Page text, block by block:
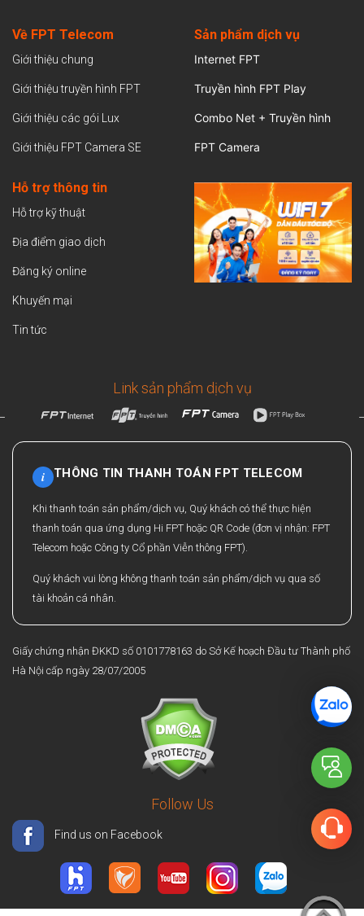
Về FPT Telecom
Giới thiệu chung
Giới thiệu truyền hình FPT
Giới thiệu các gói Lux
Giới thiệu FPT Camera SE
Sản phẩm dịch vụ
Internet FPT
Truyền hình FPT Play
Combo Net + Truyền hình
FPT Camera
Hỗ trợ thông tin
Hỗ trợ kỹ thuật
Địa điểm giao dịch
Đăng ký online
Khuyến mại
Tin tức
Follow Us
Find us on Facebook
Link sản phẩm dịch vụ
i THÔNG TIN THANH TOÁN FPT TELECOM
Khi thanh toán sản phẩm/dịch vụ, Quý khách có thể thực hiện
thanh toán qua ứng dụng Hi FPT hoặc QR Code (đơn vị nhận: FPT
Telecom hoặc Công ty Cổ phần Viễn thông FPT).
Quý khách vui lòng không thanh toán sản phẩm/dịch vụ qua số
tài khoản cá nhân.
Giấy chứng nhận ĐKKD số 0101778163 do Sở Kế hoạch Đầu tư Thành phố
Hà Nội cấp ngày 28/07/2005